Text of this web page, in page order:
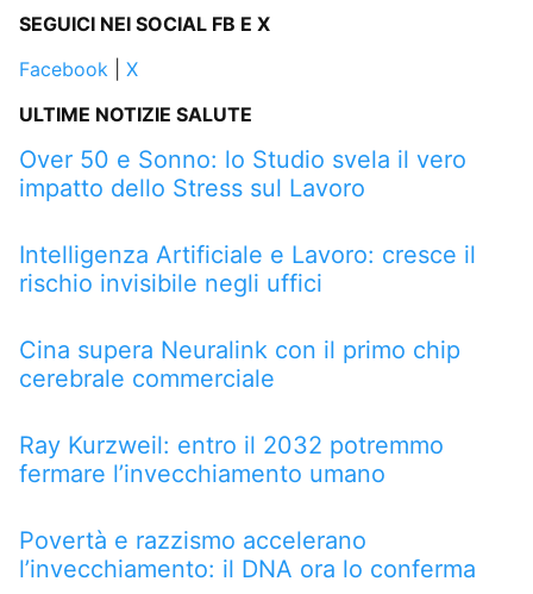
SEGUICI NEI SOCIAL FB E X
Facebook
X
ULTIME NOTIZIE SALUTE
Over 50 e Sonno: lo Studio svela il vero
impatto dello Stress sul Lavoro
Intelligenza Artificiale e Lavoro: cresce il
rischio invisibile negli uffici
Cina supera Neuralink con il primo chip
cerebrale commerciale
Ray Kurzweil: entro il 2032 potremmo
fermare l’invecchiamento umano
Povertà e razzismo accelerano
l’invecchiamento: il DNA ora lo conferma